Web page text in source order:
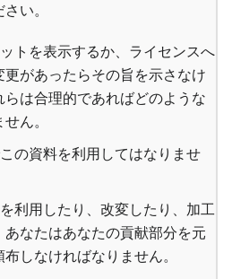
い。
トを表示するか、ライセンスへ
があったらその旨を示さなけ
は合理的であればどのような
ん。
の資料を利用してはなりませ
利用したり、改変したり、加工
あなたはあなたの貢献部分を元
しなければなりません。